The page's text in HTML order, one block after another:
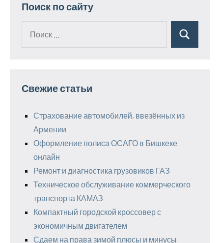
Поиск по сайту
Поиск
Свежие статьи
Страхование автомобилей, ввезённых из
Армении
Оформление полиса ОСАГО в Бишкеке
онлайн
Ремонт и диагностика грузовиков ГАЗ
Техническое обслуживание коммерческого
транспорта КАМАЗ
Компактный городской кроссовер с
экономичным двигателем
Сдаем на права зимой плюсы и минусы